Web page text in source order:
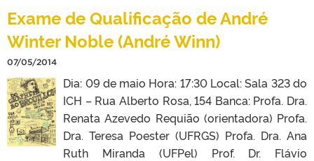
Exame de Qualificação de André
Winter Noble (André Winn)
07/05/2014
Dia: 09 de maio Hora: 17:30 Local: Sala 323 do
ICH – Rua Alberto Rosa, 154 Banca: Profa. Dra.
Renata Azevedo Requião (orientadora) Profa.
Dra. Teresa Poester (UFRGS) Profa. Dra. Ana
Ruth Miranda (UFPel) Prof. Dr. Flávio